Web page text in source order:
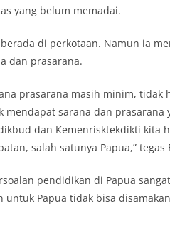
yang belum memadai.
di perkotaan. Namun ia
dan prasarana.
prasarana masih minim, tidak
sarana dan prasarana
dan Kemenrisktekdikti kita
salah satunya Papua,” tegas
pendidikan di Papua
Papua tidak bisa